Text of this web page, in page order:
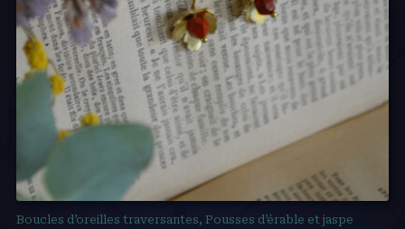
Boucles d’oreilles traversantes, Pousses d’érable et jaspe